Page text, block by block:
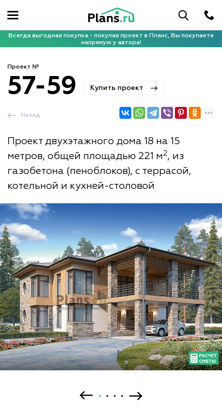
Всегда выгодная покупка - покупая проект в Планс, Вы покупаете
напрямую у автора!
Проект №
57-59 Купить проект
Проект двухэтажного дома 18 на 15
метров, общей площадью 221 м2, из
газобетона (пеноблоков), с террасой,
котельной и кухней-столовой
Назад